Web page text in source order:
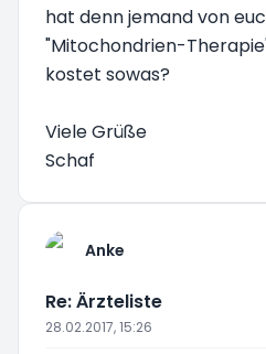
hat denn jemand von
"Mitochondrien-
kostet sowas?
Viele Grüße
Schaf
Anke
Re: Ärzteliste
28.02.2017, 15:26